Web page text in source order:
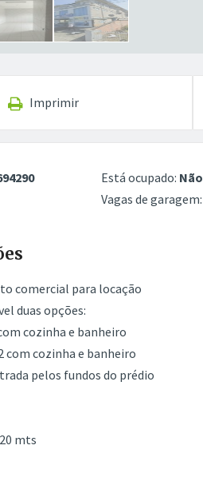
Imprimir
Está ocupado: Não
Vagas de garagem:
comercial para locação
duas opções:
cozinha e banheiro
com cozinha e banheiro
pelos fundos do prédio
mts